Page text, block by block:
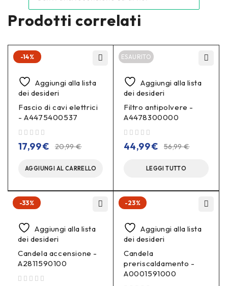
Prodotti correlati
-14%
Aggiungi alla lista
dei desideri
Fascio di cavi elettrici
- A4475400537
20,99€
17,99€
AGGIUNGI AL CARRELLO
ESAURITO
Aggiungi alla lista
dei desideri
Filtro antipolvere -
A4478300000
56,99€
44,99€
LEGGI TUTTO
-33%
Aggiungi alla lista
dei desideri
Candela accensione -
A2811590100
-23%
Aggiungi alla lista
dei desideri
Candela
preriscaldamento -
A0001591000